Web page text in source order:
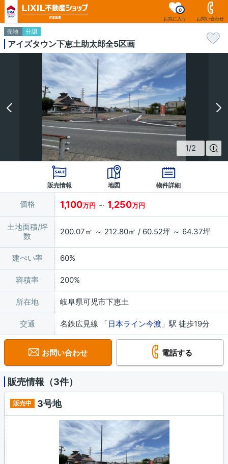
お気に入り
0
お問い合わせ
売地 分譲
アイズタウン下恵土助太郎全5区画
1/2
販売情報 地図 物件詳細
価格 1,100万円 ～ 1,250万円
土地面積/坪
数
200.07㎡ ～ 212.80㎡ / 60.52坪 ～ 64.37坪
建ぺい率 60%
容積率 200%
所在地 岐阜県可児市下恵土
交通 名鉄広見線 「日本ライン今渡 」駅 徒歩19分
お問い合わせ 電話する
販売情報（3件）
販売中 3号地